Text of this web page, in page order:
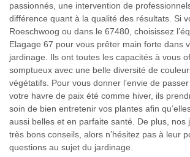
passionnés, une intervention de
différence quant à la qualité des résultats. Si
Roeschwoog ou dans le 67480, choisissez
Elagage 67 pour vous prêter main forte dans
jardinage. Ils ont toutes les capacités à vous
somptueux avec une belle diversité de
végétatifs. Pour vous donner l’envie de
votre havre de paix été comme hiver, ils
soin de bien entretenir vos plantes afin
aussi belles et en parfaite santé. De plus, nos
très bons conseils, alors n’hésitez pas à leur
questions au sujet du jardinage.